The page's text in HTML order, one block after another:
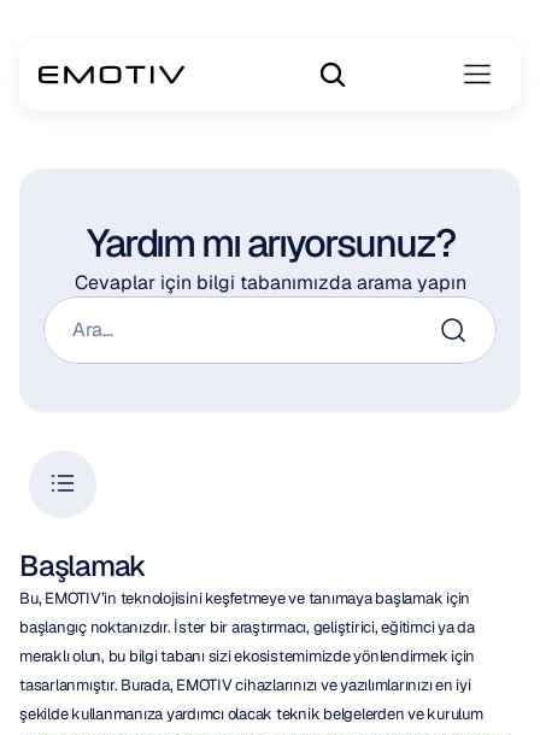
Yardım mı arıyorsunuz?
Cevaplar için bilgi tabanımızda arama yapın
Ara...
Başlamak
Bu, EMOTIV’in teknolojisini keşfetmeye ve tanımaya başlamak için
başlangıç noktanızdır. İster bir araştırmacı, geliştirici, eğitimci ya da
meraklı olun, bu bilgi tabanı sizi ekosistemimizde yönlendirmek için
tasarlanmıştır. Burada, EMOTIV cihazlarınızı ve yazılımlarınızı en iyi
şekilde kullanmanıza yardımcı olacak teknik belgelerden ve kurulum